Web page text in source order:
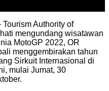
Authority of
mengundang wisatawan
MotoGP 2022, OR
menggembirakan tahun
Sirkuit Internasional di
mulai Jumat, 30